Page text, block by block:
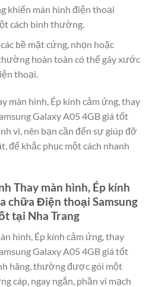
khiến màn hình điện thoại
cách bình thường.
bề mặt cứng, nhọn hoặc
hoàn toàn có thể gây xước
thoại.
màn hình, Ép kính cảm ứng, thay
Galaxy A05 4GB giá tốt
vi, nên bạn cần đến sự giúp đỡ
để khắc phục một cách nhanh
Thay màn hình, Ép kính
chữa Điện thoại Samsung
tại Nha Trang
hình, Ép kính cảm ứng, thay
Galaxy A05 4GB giá tốt
hãng, thường được gói một
cáp, ngay ngắn, phần vi mạch